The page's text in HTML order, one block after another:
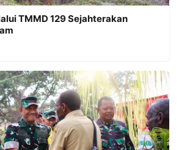
TMMD 129 Sejahterakan